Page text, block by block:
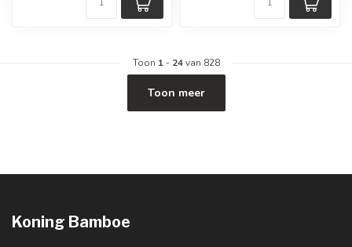
Toon 1- 24van 828
Toon meer
Koning Bamboe